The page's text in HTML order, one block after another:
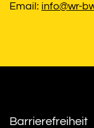
Email: info@wr-
Barrierefreiheit